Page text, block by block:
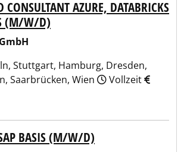
CONSULTANT AZURE, DATABRICKS
(M/W/D)
Stuttgart, Hamburg, Dresden,
Saarbrücken, Wien
Vollzeit
BASIS (M/W/D)